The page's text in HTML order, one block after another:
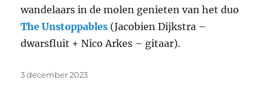
wandelaars in de molen genieten van het duo
The Unstoppables (Jacobien Dijkstra –
dwarsfluit + Nico Arkes – gitaar).
Geplaatst
3 december 2023